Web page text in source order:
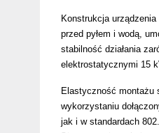
Konstrukcja
przed pyłem i wodą,
stabilność działania
elektrostatycznymi 15
Elastyczność montażu
wykorzystaniu
jak i w standardach